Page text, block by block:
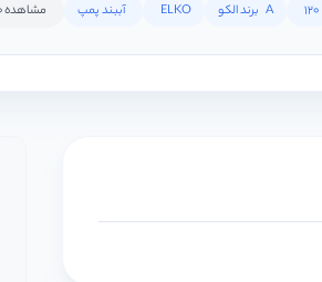
120 A برند الکو ELKO آببند پمپ مشاهده 10 برچسب دیگر